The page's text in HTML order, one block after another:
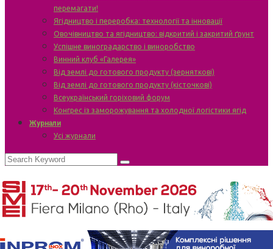
перемагати!
Ягідництво і переробка: технології та інновації
Овочівництво та ягідництво: відкритий і закритий ґрунт
Успішне виноградарство і виноробство
Винний клуб «Галерея»
Від землі до готового продукту (зерняткові)
Від землі до готового продукту (кісточкові)
Всеукраїнський горіховий форум
Конгрес із заморожування та холодної логістики ягід
Журнали
Усі журнали